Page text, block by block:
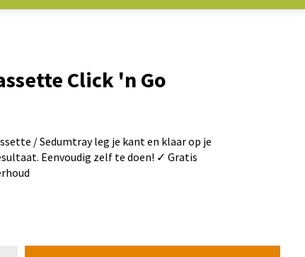
Click 'n Go
/ Sedumtray leg je kant en klaar op je
Eenvoudig zelf te doen! ✓ Gratis